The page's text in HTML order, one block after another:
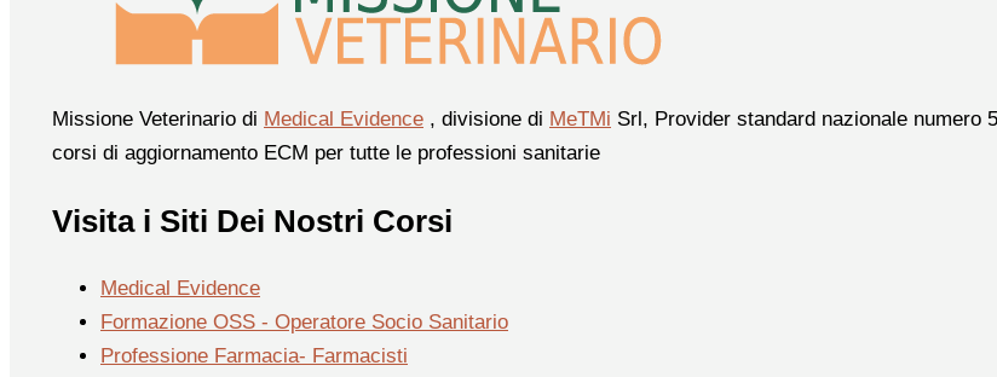
Missione Veterinario di Medical Evidence , divisione di MeTMi Srl, Provider standard nazionale numero
corsi di aggiornamento ECM per tutte le professioni sanitarie
Visita i Siti Dei Nostri Corsi
Medical Evidence
Formazione OSS - Operatore Socio Sanitario
Professione Farmacia- Farmacisti